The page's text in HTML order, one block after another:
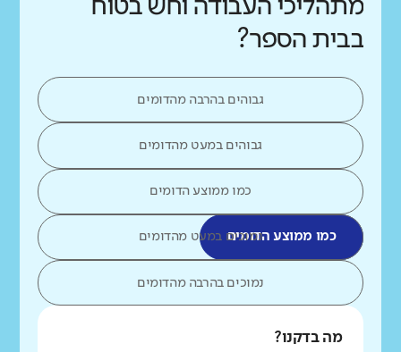
מתהליכי העבודה וחש בטוח
בבית הספר?
גבוהים בהרבה מהדומים
גבוהים במעט מהדומים
כמו ממוצע הדומים
כמו ממוצע הדומיםנמוכים במעט מהדומים
נמוכים בהרבה מהדומים
מה בדקנו?